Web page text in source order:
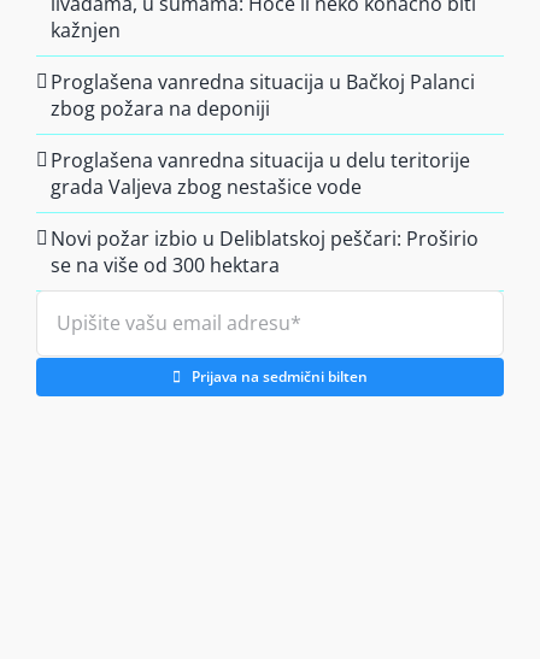
kažnjen
Proglašena vanredna situacija u Bačkoj Palanci
zbog požara na deponiji
Proglašena vanredna situacija u delu teritorije
grada Valjeva zbog nestašice vode
Novi požar izbio u Deliblatskoj peščari: Proširio
se na više od 300 hektara
Prijava na sedmični bilten